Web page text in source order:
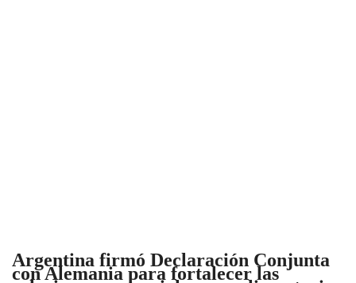
Argentina firmó Declaración Conjunta
con Alemania para fortalecer las